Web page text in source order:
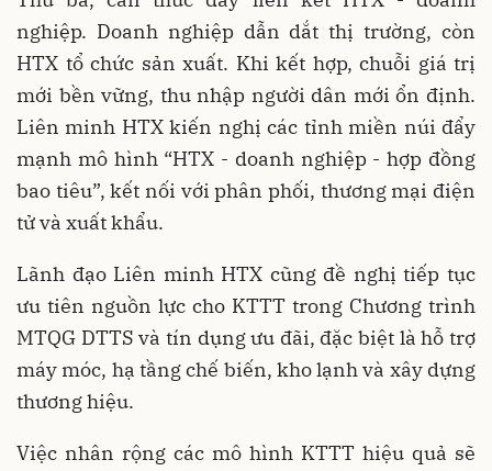
nghiệp. Doanh nghiệp dẫn dắt thị trường, còn
HTX tổ chức sản xuất. Khi kết hợp, chuỗi giá trị
mới bền vững, thu nhập người dân mới ổn định.
Liên minh HTX kiến nghị các tỉnh miền núi đẩy
mạnh mô hình “HTX - doanh nghiệp - hợp đồng
bao tiêu”, kết nối với phân phối, thương mại điện
tử và xuất khẩu.
Lãnh đạo Liên minh HTX cũng đề nghị tiếp tục
ưu tiên nguồn lực cho KTTT trong Chương trình
MTQG DTTS và tín dụng ưu đãi, đặc biệt là hỗ trợ
máy móc, hạ tầng chế biến, kho lạnh và xây dựng
thương hiệu.
Việc nhân rộng các mô hình KTTT hiệu quả sẽ